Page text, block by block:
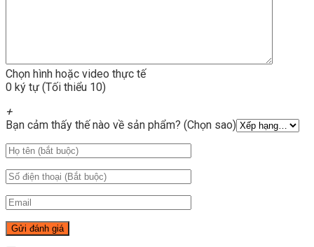
Chọn hình hoặc video thực tế
0 ký tự (Tối thiểu 10)
+
Bạn cảm thấy thế nào về sản phẩm? (Chọn sao)